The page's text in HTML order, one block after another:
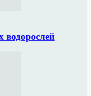
водорослей